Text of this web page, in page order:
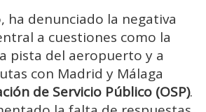
ha denunciado la negativa
a cuestiones como la
pista del aeropuerto y a
con Madrid y Málaga
de Servicio Público (OSP).